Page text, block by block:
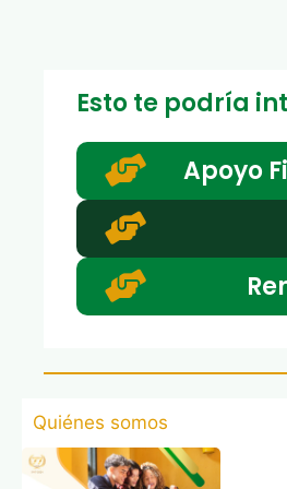
Esto te podría
Apoyo
Quiénes somos